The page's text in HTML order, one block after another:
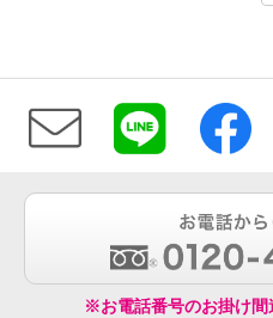
※お電話番号のお掛け間